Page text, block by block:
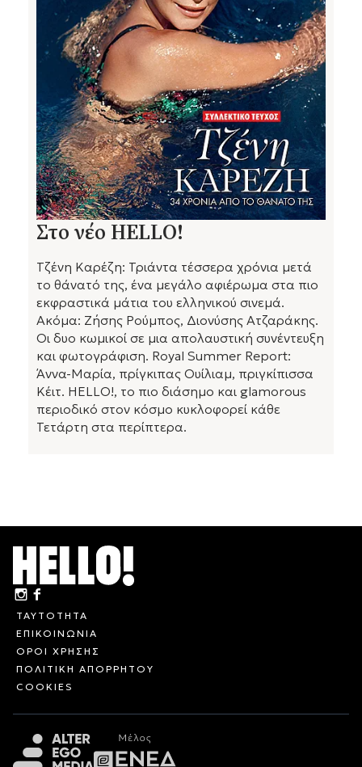
Στο νέο HELLO!
Τζένη Καρέζη: Τριάντα τέσσερα χρόνια μετά
το θάνατό της, ένα μεγάλο αφιέρωμα στα πιο
εκφραστικά μάτια του ελληνικού σινεμά.
Ακόμα: Ζήσης Ρούμπος, Διονύσης Ατζαράκης.
Οι δυο κωμικοί σε μια απολαυστική συνέντευξη
και φωτογράφιση. Royal Summer Report:
Άννα-Μαρία, πρίγκιπας Ουίλιαμ, πριγκίπισσα
Κέιτ. HELLO!, το πιο διάσημο και glamorous
περιοδικό στον κόσμο κυκλοφορεί κάθε
Τετάρτη στα περίπτερα.
ΤΑΥΤΟΤΗΤΑ
ΕΠΙΚΟΙΝΩΝΙΑ
ΟΡΟΙ ΧΡΗΣΗΣ
ΠΟΛΙΤΙΚΗ ΑΠΟΡΡΗΤΟΥ
COOKIES